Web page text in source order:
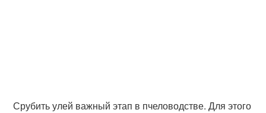
Срубить улей важный этап в пчеловодстве. Для этого